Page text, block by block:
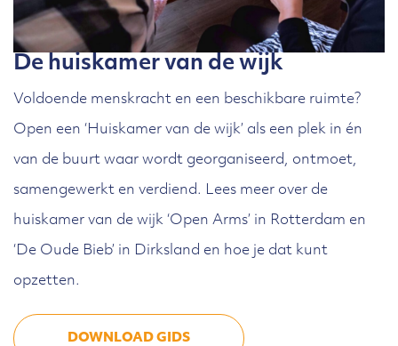
De huiskamer van de wijk
Voldoende menskracht en een beschikbare ruimte?
Open een ‘Huiskamer van de wijk’ als een plek in én
van de buurt waar wordt georganiseerd, ontmoet,
samengewerkt en verdiend. Lees meer over de
huiskamer van de wijk ‘Open Arms’ in Rotterdam en
‘De Oude Bieb’ in Dirksland en hoe je dat kunt
opzetten.
DOWNLOAD GIDS